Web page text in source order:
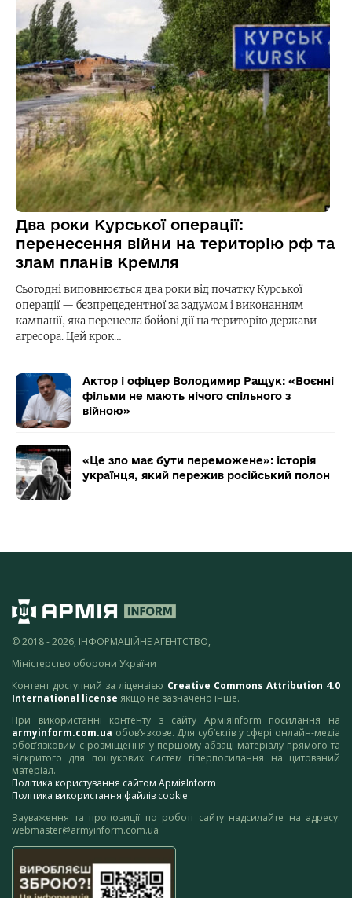
Два роки Курської операції:
перенесення війни на територію рф та
злам планів Кремля
Сьогодні виповнюється два роки від початку Курської
операції — безпрецедентної за задумом і виконанням
кампанії, яка перенесла бойові дії на територію держави-
агресора. Цей крок…
Актор і офіцер Володимир Ращук: «Воєнні
фільми не мають нічого спільного з
війною»
«Це зло має бути переможене»: історія
українця, який пережив російський полон
© 2018 - 2026, ІНФОРМАЦІЙНЕ АГЕНТСТВО,
Міністерство оборони України
Контент доступний за ліцензією Creative Commons Attribution 4.0
International license якщо не зазначено інше.
При використанні контенту з сайту АрміяInform посилання на
armyinform.com.ua обов’язкове. Для суб’єктів у сфері онлайн-медіа
обов’язковим є розміщення у першому абзаці матеріалу прямого та
відкритого для пошукових систем гіперпосилання на цитований
матеріал.
Політика користування сайтом АрміяInform
Політика використання файлів cookie
Зауваження та пропозиції по роботі сайту надсилайте на адресу:
webmaster@armyinform.com.ua